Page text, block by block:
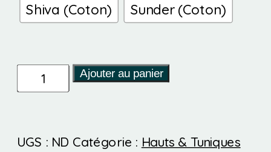
Shiva (Coton)
Sunder (Coton)
quantité
de
-
Ajouter au panier
UGS : ND Catégorie : Hauts & Tuniques